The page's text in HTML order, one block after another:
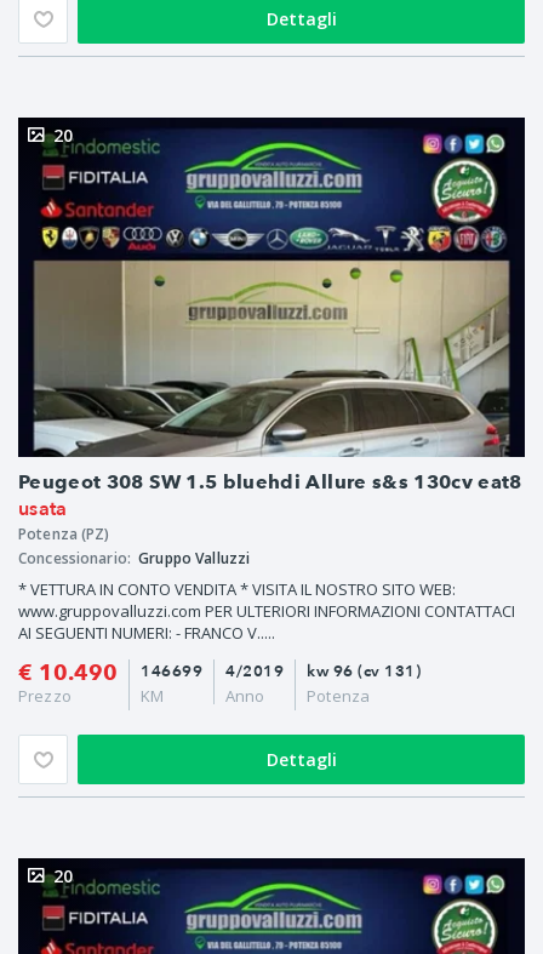
Dettagli
Peugeot 308 SW 1.5 bluehdi Allure s&s 130cv eat8
usata
20
Potenza (PZ)
Concessionario: Gruppo Valluzzi
* VETTURA IN CONTO VENDITA * VISITA IL NOSTRO SITO WEB:
www.gruppovalluzzi.com PER ULTERIORI INFORMAZIONI CONTATTACI
AI SEGUENTI NUMERI: - FRANCO V.....
€ 10.490
Prezzo
4/2019
Anno
146699
KM
kw 96 (cv 131)
Potenza
Dettagli
20